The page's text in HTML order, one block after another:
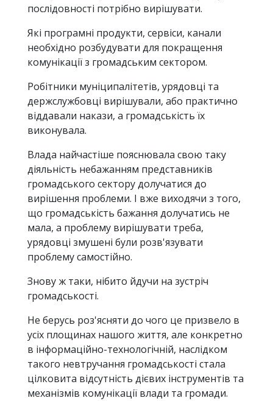
послідовності потрібно вирішувати.
Які програмні продукти, сервіси, канали
необхідно розбудувати для покращення
комунікації з громадським сектором.
Робітники муніципалітетів, урядовці та
держслужбовці вирішували, або практично
віддавали накази, а громадськість їх
виконувала.
Влада найчастіше пояснювала свою таку
діяльність небажанням представників
громадського сектору долучатися до
вирішення проблеми. І вже виходячи з того,
що громадськість бажання долучатись не
мала, а проблему вирішувати треба,
урядовці змушені були розв'язувати
проблему самостійно.
Знову ж таки, нібито йдучи на зустріч
громадськості.
Не берусь роз'ясняти до чого це призвело в
усіх площинах нашого життя, але конкретно
в інформаційно-технологічній, наслідком
такого невтручання громадськості стала
цілковита відсутність дієвих інструментів та
механізмів комунікації влади та громади.